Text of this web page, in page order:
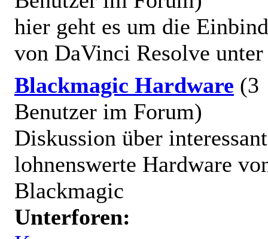
hier geht es um die
von DaVinci Resolve
Blackmagic Hardware (3
Benutzer im Forum)
Diskussion über
lohnenswerte Hardware
Blackmagic
Unterforen: